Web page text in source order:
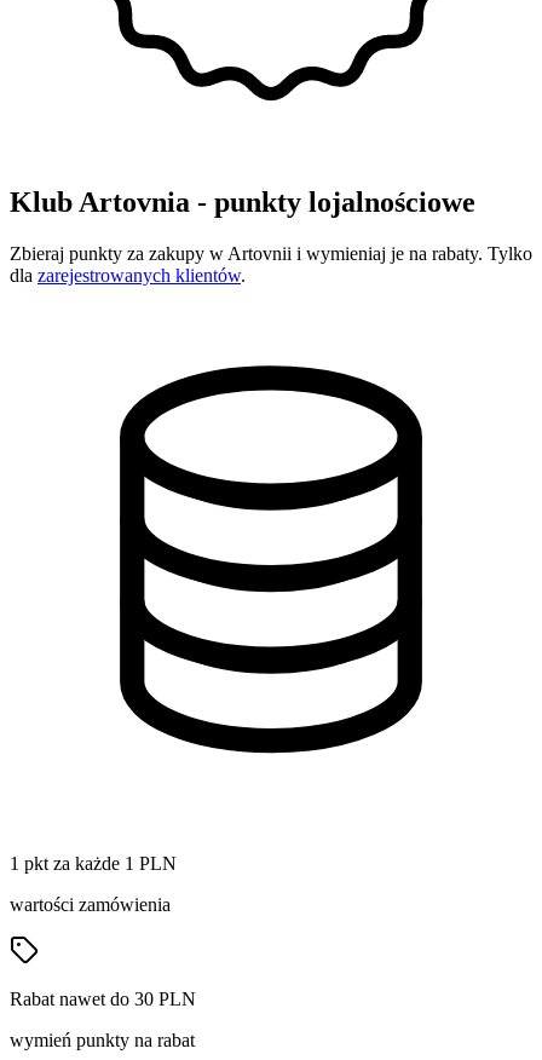
Klub Artovnia - punkty lojalnościowe
Zbieraj punkty za zakupy w Artovnii i wymieniaj je na rabaty. Tylko
dla zarejestrowanych klientów.
1 pkt za każde 1 PLN
wartości zamówienia
Rabat nawet do 30 PLN
wymień punkty na rabat